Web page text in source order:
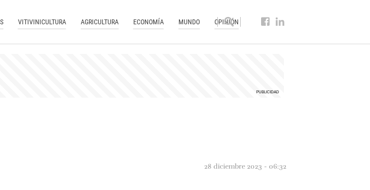
VITIVINICULTURA AGRICULTURA ECONOMÍA MUNDO OPINIÓN
28 diciembre 2023 - 06:32